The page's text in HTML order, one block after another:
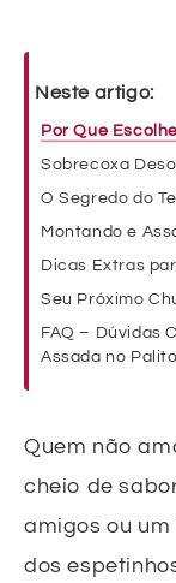
Neste artigo:
Por Que
Sobrecoxa
O Segredo do
Montando e
Dicas Extras
Seu Próximo
FAQ – Dúvidas
Assada no Palito
Quem não
cheio de
amigos ou
dos